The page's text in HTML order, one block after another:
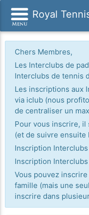
Royal
Chers Membres,
Les Interclubs de
Interclubs de tennis
Les inscriptions aux
via iclub (nous
de centraliser un
Pour vous inscrire,
(et de suivre
Inscription
Inscription Interclubs
Vous pouvez
famille (mais une
inscrire dans